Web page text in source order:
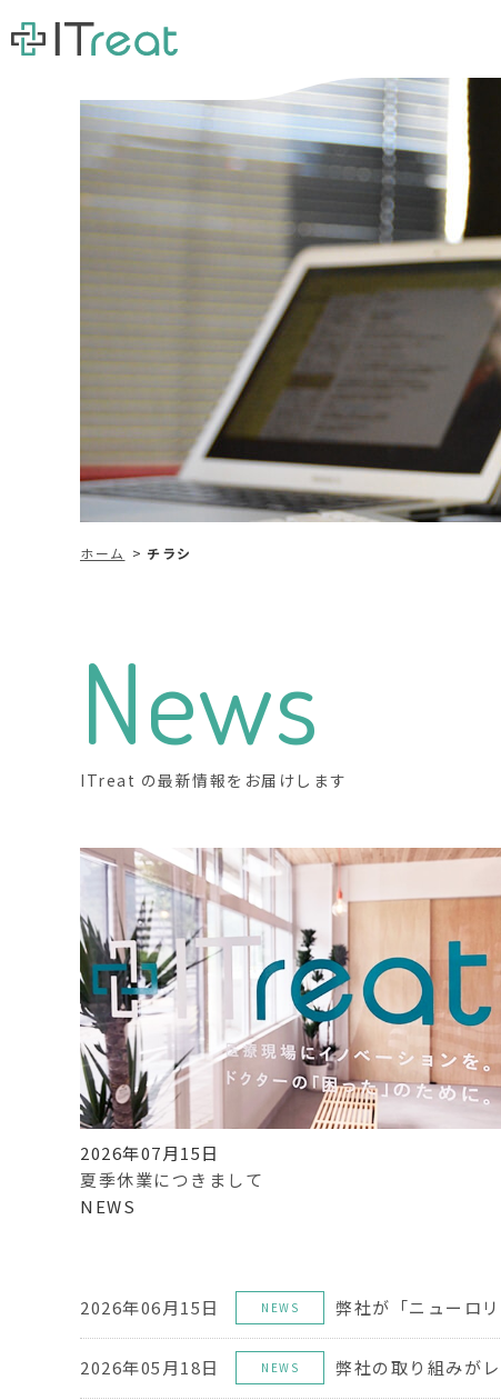
ホーム チラシ
News
ITreat の最新情報をお届けします
2026年07月15日
夏季休業につきまして
NEWS
2026年06月15日 NEWS
2026年05月18日 NEWS